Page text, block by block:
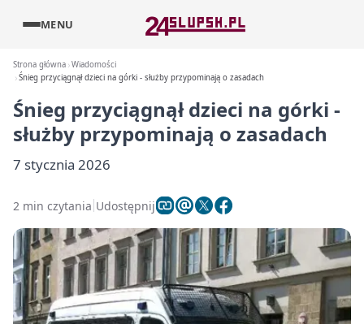
MENU
Strona główna Wiadomości
Śnieg przyciągnął dzieci na górki - służby przypominają o zasadach
Śnieg przyciągnął dzieci na górki -
służby przypominają o zasadach
7 stycznia 2026
2 min czytania Udostępnij